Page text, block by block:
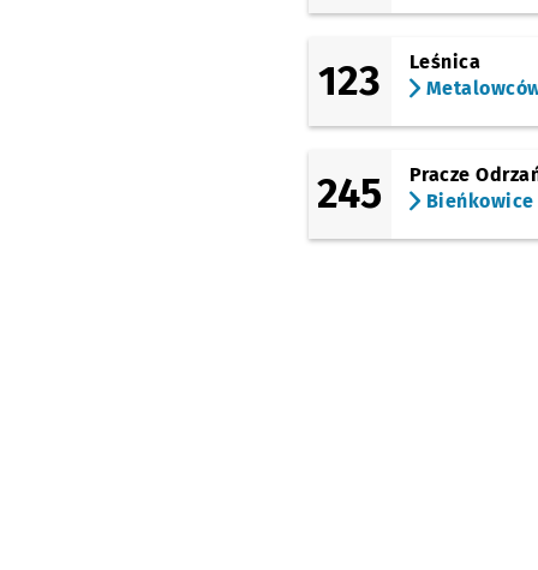
Maślicka (Osiedle)
Tarczyński Arena
Dworska
123
Leśnica
245
Pracze
Bieńkowice